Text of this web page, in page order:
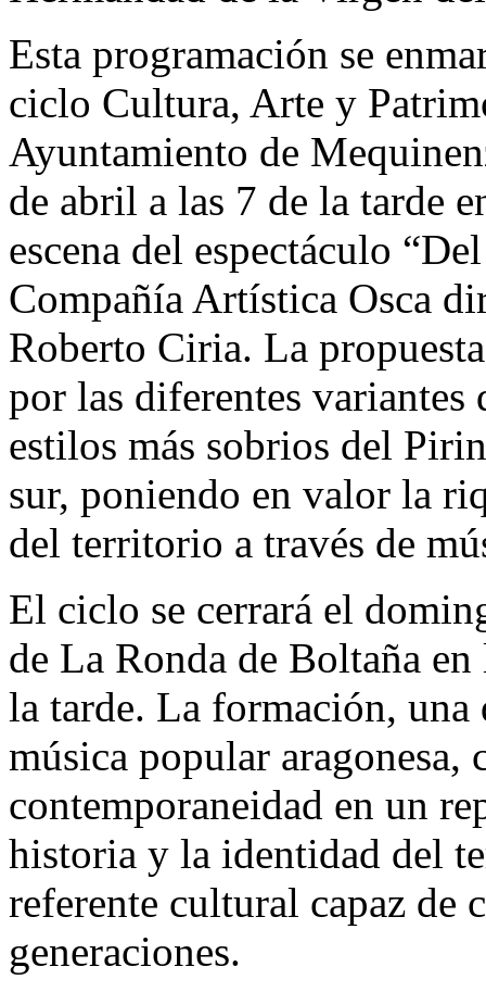
Esta programación se
ciclo Cultura, Arte y
Ayuntamiento de
de abril a las 7 de la tarde
escena del espectáculo
Compañía Artística Osca
Roberto Ciria. La
por las diferentes variantes
estilos más sobrios del
sur, poniendo en valor la
del territorio a través de
El ciclo se cerrará el
de La Ronda de Boltaña
la tarde. La formación, una
música popular
contemporaneidad en un
historia y la identidad del
referente cultural capaz de
generaciones.